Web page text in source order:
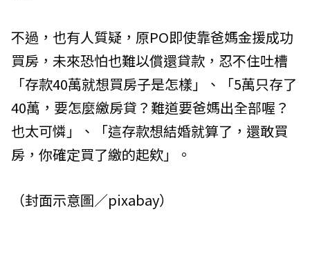
不過，也有人質疑，原PO即使靠爸媽金援成功
買房，未來恐怕也難以償還貸款，忍不住吐槽
「存款40萬就想買房子是怎樣」、「5萬只存了
40萬，要怎麼繳房貸？難道要爸媽出全部喔？
也太可憐」、「這存款想結婚就算了，還敢買
房，你確定買了繳的起欸」。
（封面示意圖／pixabay）